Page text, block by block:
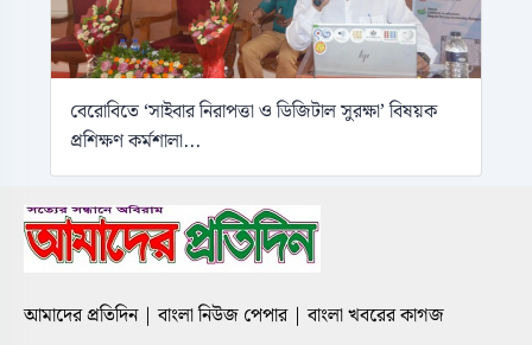
বেরোবিতে ‘সাইবার নিরাপত্তা ও ডিজিটাল সুরক্ষা’ বিষয়ক
প্রশিক্ষণ কর্মশালা...
আমাদের প্রতিদিন | বাংলা নিউজ পেপার | বাংলা খবরের কাগজ